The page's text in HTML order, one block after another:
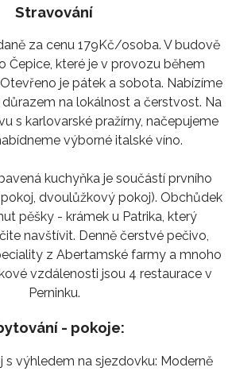
Stravování
za cenu 179Kč/osoba. V budově
Čepice, které je v provozu během
je pátek a sobota. Nabízíme
na lokálnost a čerstvost. Na
s karlovarské pražírny, načepujeme
výborné italské víno.
kuchyňka je součástí prvního
dvoulůžkový pokoj). Obchůdek
pěšky - krámek u Patrika, který
navštívit. Denně čerstvé pečivo,
z Abertamské farmy a mnoho
vzdálenosti jsou 4 restaurace v
Perninku.
- pokoje:
výhledem na sjezdovku: Moderně